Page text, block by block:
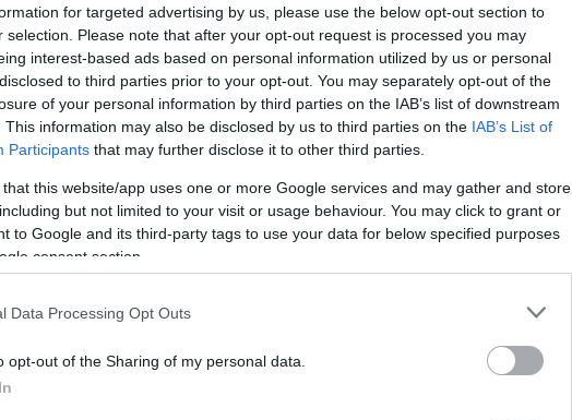
for targeted advertising by us, please use the below opt-out section to
selection. Please note that after your opt-out request is processed you may
interest-based ads based on personal information utilized by us or personal
to third parties prior to your opt-out. You may separately opt-out of the
of your personal information by third parties on the IAB’s list of downstream
This information may also be disclosed by us to third parties on the IAB’s List of
Participants that may further disclose it to other third parties.
that this website/app uses one or more Google services and may gather and store
but not limited to your visit or usage behaviour. You may click to grant or
to Google and its third-party tags to use your data for below specified purposes
consent section.
Data Processing Opt Outs
opt-out of the Sharing of my personal data.
Κέρκυρας ανακοίνωσε τη
απεργία της ΠΝΟ
εορτασμό της Εργατικής Πρωτομαγιάς.
ότι, όπως ενημερώθηκε από το Δ.Σ. του
– Παξών & Διαπ. Νήσων «Ο ΑΓΙΟΣ ΣΠΥΡΙΔΩΝ»,
από 00:01 της Κυριακής 01-05-2022 έως και
στις γραμμές Κέρκυρας –
– Ηγουμενίτσας.